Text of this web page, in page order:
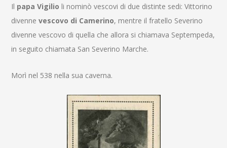
Il papa Vigilio li nominò vescovi di due distinte sedi: Vittorino
divennevescovo di Camerino, mentre il fratello Severino
divenne vescovo di quella che allora si chiamava Septempeda,
in seguito chiamata San Severino Marche.
Morì nel 538 nella sua caverna.